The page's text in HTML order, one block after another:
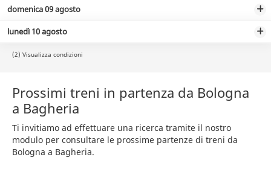
domenica 09 agosto
lunedì 10 agosto
(2) Visualizza condizioni
Prossimi treni in partenza da Bologna
a Bagheria
Ti invitiamo ad effettuare una ricerca tramite il nostro
modulo per consultare le prossime partenze di treni da
Bologna a Bagheria.